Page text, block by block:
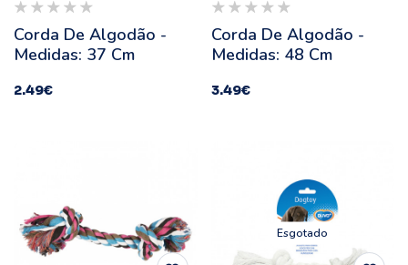
Corda De Algodão -
Medidas: 37 Cm
2.49€
Corda De Algodão -
Medidas: 48 Cm
3.49€
Esgotado